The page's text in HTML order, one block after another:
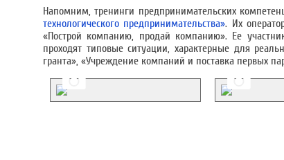
Напомним, тренинги предпринимательских
технологического предпринимательства». Их
«Построй компанию, продай компанию». Ее
проходят типовые ситуации, характерные для
гранта», «Учреждение компаний и поставка первых